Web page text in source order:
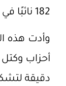
182 نائبًا في البرلمان.
وأدت هذه
أحزاب
دقيقة